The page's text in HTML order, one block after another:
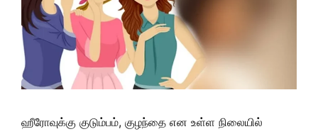
ஹீரோவுக்கு குடும்பம், குழந்தை என உள்ள நிலையில்